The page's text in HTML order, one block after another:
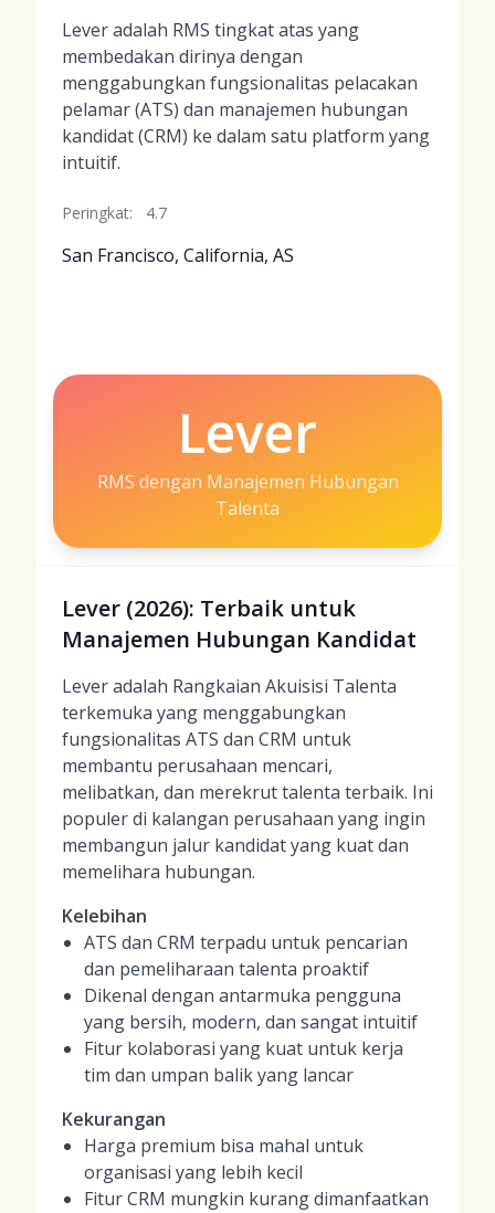
Lever adalah RMS tingkat atas yang
membedakan dirinya dengan
menggabungkan fungsionalitas pelacakan
pelamar (ATS) dan manajemen hubungan
kandidat (CRM) ke dalam satu platform yang
intuitif.
Peringkat: 4.7
San Francisco, California, AS
Lever
RMS dengan Manajemen Hubungan
Talenta
Lever (2026): Terbaik untuk
Manajemen Hubungan Kandidat
Lever adalah Rangkaian Akuisisi Talenta
terkemuka yang menggabungkan
fungsionalitas ATS dan CRM untuk
membantu perusahaan mencari,
melibatkan, dan merekrut talenta terbaik. Ini
populer di kalangan perusahaan yang ingin
membangun jalur kandidat yang kuat dan
memelihara hubungan.
Kelebihan
ATS dan CRM terpadu untuk pencarian
dan pemeliharaan talenta proaktif
Dikenal dengan antarmuka pengguna
yang bersih, modern, dan sangat intuitif
Fitur kolaborasi yang kuat untuk kerja
tim dan umpan balik yang lancar
Kekurangan
Harga premium bisa mahal untuk
organisasi yang lebih kecil
Fitur CRM mungkin kurang dimanfaatkan